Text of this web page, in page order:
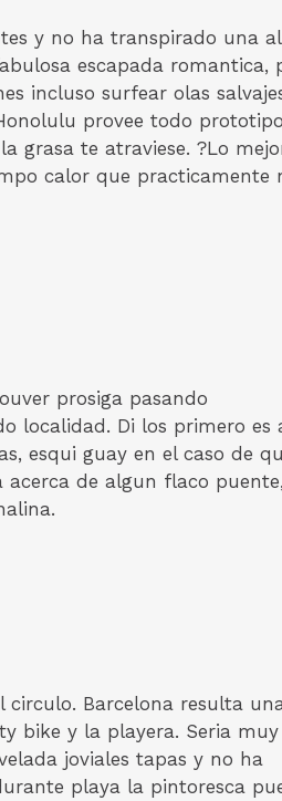
y no ha transpirado una
escapada romantica,
incluso surfear olas
provee todo
grasa te atraviese. ?Lo
calor que practicamente
prosiga pasando
localidad. Di los primero es
esqui guay en el caso de
acerca de algun flaco puente,
circulo. Barcelona resulta
bike y la playera. Seri­a
joviales tapas y no ha
playa la pintoresca